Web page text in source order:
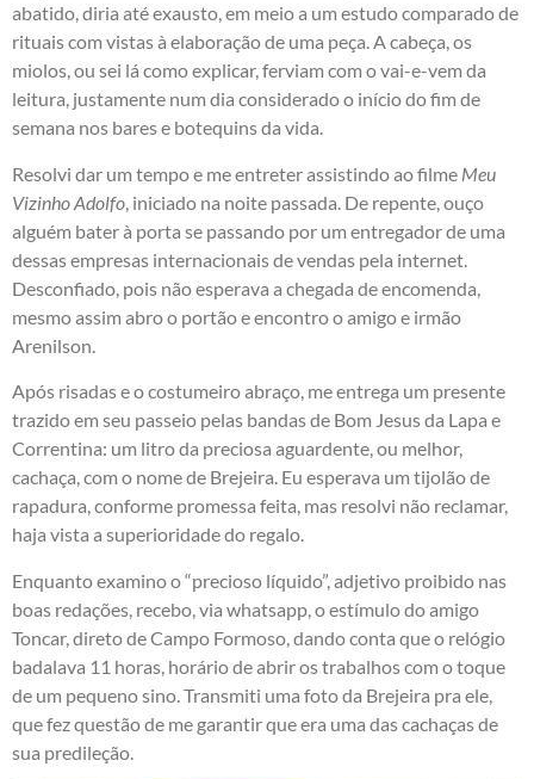
abatido, diria até exausto, em meio a um estudo comparado de
rituais com vistas à elaboração de uma peça. A cabeça, os
miolos, ou sei lá como explicar, ferviam com o vai-e-vem da
leitura, justamente num dia considerado o início do fim de
semana nos bares e botequins da vida.
Resolvi dar um tempo e me entreter assistindo ao filme Meu
Vizinho Adolfo, iniciado na noite passada. De repente, ouço
alguém bater à porta se passando por um entregador de uma
dessas empresas internacionais de vendas pela internet.
Desconfiado, pois não esperava a chegada de encomenda,
mesmo assim abro o portão e encontro o amigo e irmão
Arenilson.
Após risadas e o costumeiro abraço, me entrega um presente
trazido em seu passeio pelas bandas de Bom Jesus da Lapa e
Correntina: um litro da preciosa aguardente, ou melhor,
cachaça, com o nome de Brejeira. Eu esperava um tijolão de
rapadura, conforme promessa feita, mas resolvi não reclamar,
haja vista a superioridade do regalo.
Enquanto examino o “precioso líquido”, adjetivo proibido nas
boas redações, recebo, via whatsapp, o estímulo do amigo
Toncar, direto de Campo Formoso, dando conta que o relógio
badalava 11 horas, horário de abrir os trabalhos com o toque
de um pequeno sino. Transmiti uma foto da Brejeira pra ele,
que fez questão de me garantir que era uma das cachaças de
sua predileção.